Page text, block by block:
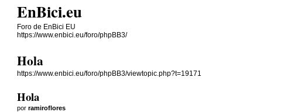
EnBici.eu
Foro de EnBici EU
https://www.enbici.eu/foro/phpBB3/
Hola
https://www.enbici.eu/foro/phpBB3/viewtopic.php?t=19171
Hola
porramiroflores